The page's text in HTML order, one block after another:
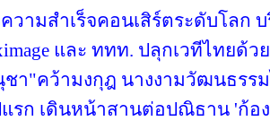
ความสำเร็จคอนเสิร์ตระดับโลก
และ ททท. ปลุกเวทีไทยด้วย
า"คว้ามงกุฎ นางงามวัฒนธรรมไ
แรก เดินหน้าสานต่อปณิธาน 'ก้อ